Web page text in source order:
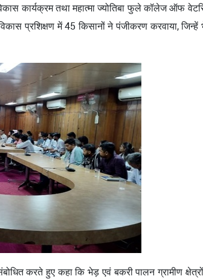
कार्यक्रम तथा महात्मा ज्योतिबा फुले कॉलेज ऑफ
प्रशिक्षण में 45 किसानों ने पंजीकरण करवाया,
करते हुए कहा कि भेड़ एवं बकरी पालन ग्रामीण